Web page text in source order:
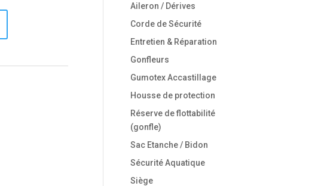
Aileron / Dérives
Corde de Sécurité
Entretien & Réparation
Gonfleurs
Gumotex Accastillage
Housse de protection
Réserve de flottabilité
(gonfle)
Sac Etanche / Bidon
Sécurité Aquatique
Siège